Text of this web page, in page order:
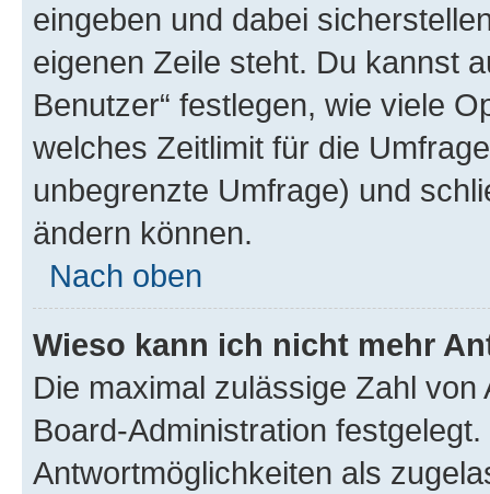
eingeben und dabei
eigenen Zeile steht. Du kannst
Benutzer“ festlegen, wie viele
welches Zeitlimit für die
unbegrenzte Umfrage) und
ändern können.
Nach oben
Wieso kann ich nicht mehr
Die maximal zulässige Zahl
Board-Administration
Antwortmöglichkeiten als